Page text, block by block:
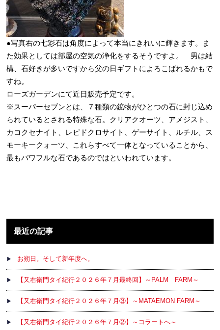
●写真右の七彩石は角度によって本当にきれいに輝きます。ま
た効果としては部屋の空気の浄化をするそうですよ。 男は結
構、石好きが多いですから父の日ギフトによろこばれるかもで
すね。
ローズガーデンにて近日販売予定です。
※スーパーセブンとは、７種類の鉱物がひとつの石に封じ込め
られているとされる特殊な石。クリアクオーツ、アメジスト、
カコクセナイト、レピドクロサイト、ゲーサイト、ルチル、ス
モーキークォーツ、これらすべて一体となっていることから、
最もパワフルな石であるのではといわれています。
最近の記事
お朔日。そして新年度へ。
【又右衛門タイ紀行２０２６年７月最終回】～PALM FARM～
【又右衛門タイ紀行２０２６年７月③】～MATAEMON FARM～
【又右衛門タイ紀行２０２６年７月②】～コラートへ～